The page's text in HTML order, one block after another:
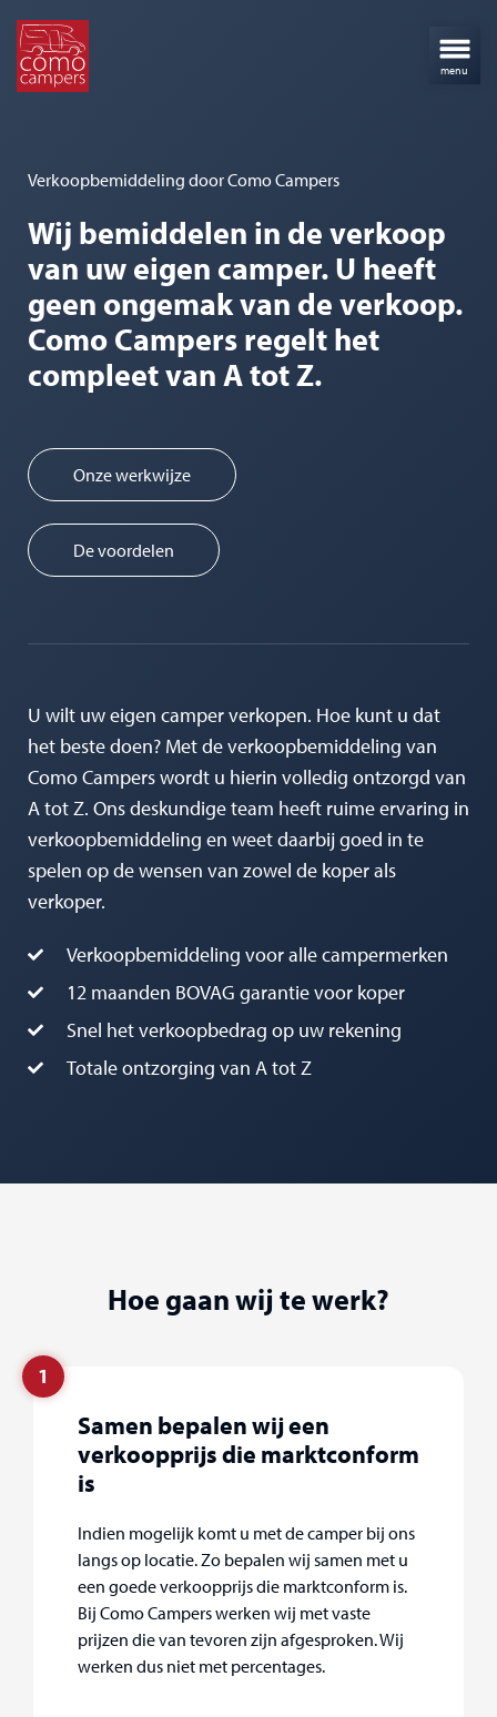
Verkoopbemiddeling door Como Campers
Wij bemiddelen in de verkoop
van uw eigen camper. U heeft
geen ongemak van de verkoop.
Como Campers regelt het
compleet van A tot Z.
Onze werkwijze
De voordelen
U wilt uw eigen camper verkopen. Hoe kunt u dat
het beste doen? Met de verkoopbemiddeling van
Como Campers wordt u hierin volledig ontzorgd van
A tot Z. Ons deskundige team heeft ruime ervaring in
verkoopbemiddeling en weet daarbij goed in te
spelen op de wensen van zowel de koper als
verkoper.
Verkoopbemiddeling voor alle campermerken
12 maanden BOVAG garantie voor koper
Snel het verkoopbedrag op uw rekening
Totale ontzorging van A tot Z
Hoe gaan wij te werk?
1
Samen bepalen wij een
verkoopprijs die marktconform
is
Indien mogelijk komt u met de camper bij ons
langs op locatie. Zo bepalen wij samen met u
een goede verkoopprijs die marktconform is.
Bij Como Campers werken wij met vaste
prijzen die van tevoren zijn afgesproken. Wij
werken dus niet met percentages.